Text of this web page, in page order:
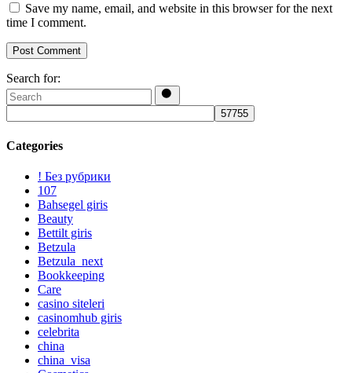
Save my name, email, and website in this browser for the next
time I comment.
Post Comment
Search for:
Categories
! Без рубрики
107
Bahsegel giris
Beauty
Bettilt giris
Betzula
Betzula_next
Bookkeeping
Care
casino siteleri
casinomhub giris
celebrita
china
china_visa